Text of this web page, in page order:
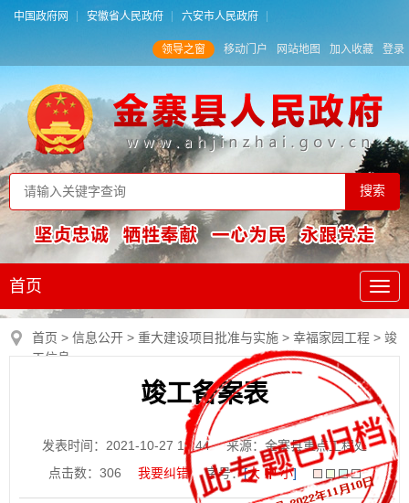
中国政府网 安徽省人民政府 六安市人民政府
领导之窗 移动门户 网站地图 加入收藏 登录
首页
首页 > 信息公开 > 重大建设项目批准与实施 > 幸福家园工程 > 竣
工信息
竣工备案表
发表时间：2021-10-27 10:44
来源：金寨县重点工程处
点击数： 306 我要纠错 字号：[大 中 小]